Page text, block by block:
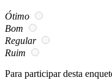
Ótimo
Bom
Regular
Ruim
Para participar desta